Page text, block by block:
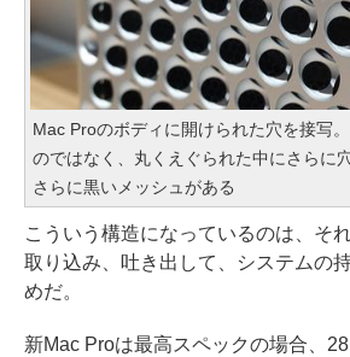
Mac Proのボディに開けられた穴を接写
のではなく、丸くえぐられた中にさらに
さらに黒いメッシュがある
こういう構造になっているのは、そ
取り込み、吐き出して、システムの
めだ。
新Mac Proは最高スペックの場合、